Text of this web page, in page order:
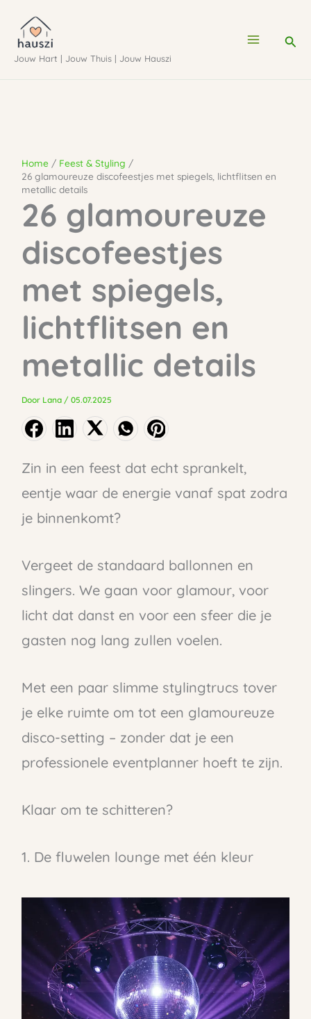
naar
deJouw Hart | Jouw Thuis | Jouw Hauszi
Home
Feest & Styling
26 glamoureuze discofeestjes met spiegels, lichtflitsen en
metallic details
26 glamoureuze
discofeestjes
met spiegels,
lichtflitsen en
metallic details
Door Lana / 05.07.2025
Zin in een feest dat echt sprankelt,
eentje waar de energie vanaf spat zodra
je binnenkomt?
Vergeet de standaard ballonnen en
slingers. We gaan voor glamour, voor
licht dat danst en voor een sfeer die je
gasten nog lang zullen voelen.
Met een paar slimme stylingtrucs tover
je elke ruimte om tot een glamoureuze
disco-setting – zonder dat je een
professionele eventplanner hoeft te zijn.
Klaar om te schitteren?
1. De fluwelen lounge met één kleur